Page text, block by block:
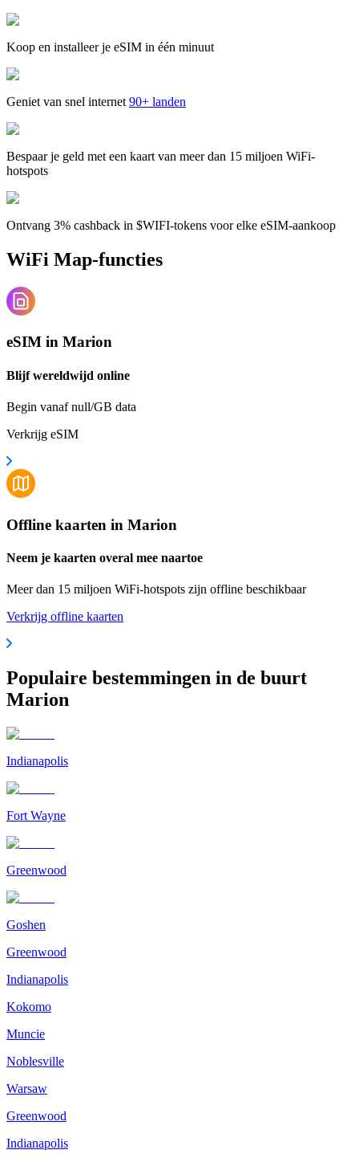
Koop en installeer je eSIM in één minuut
Geniet van snel internet 90+ landen
Bespaar je geld met een kaart van meer dan 15 miljoen WiFi-
hotspots
Ontvang 3% cashback in $WIFI-tokens voor elke eSIM-aankoop
WiFi Map-functies
eSIM in Marion
Blijf wereldwijd online
Begin vanaf null/GB data
Verkrijg eSIM
Offline kaarten in Marion
Neem je kaarten overal mee naartoe
Meer dan 15 miljoen WiFi-hotspots zijn offline beschikbaar
Verkrijg offline kaarten
Populaire bestemmingen in de buurt
Marion
Indianapolis
Fort Wayne
Greenwood
Goshen
Greenwood
Indianapolis
Kokomo
Muncie
Noblesville
Warsaw
Greenwood
Indianapolis